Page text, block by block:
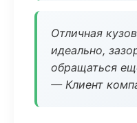
Отличная
идеально,
обращаться
— Клиент